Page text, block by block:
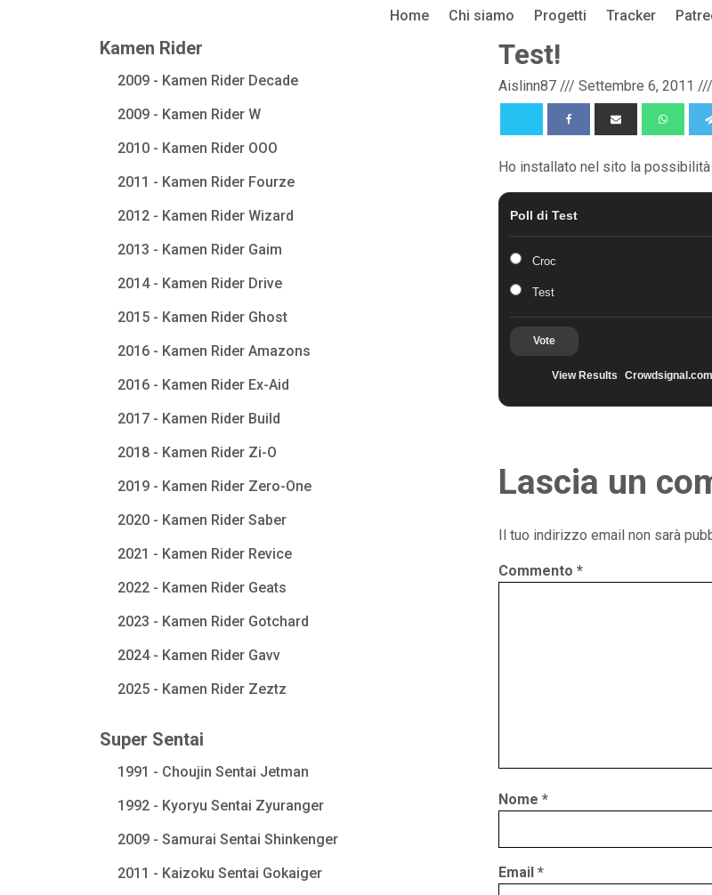
Home Chi siamo Progetti Tracker
Kamen Rider
2009 - Kamen Rider Decade
2009 - Kamen Rider W
2010 - Kamen Rider OOO
2011 - Kamen Rider Fourze
2012 - Kamen Rider Wizard
2013 - Kamen Rider Gaim
2014 - Kamen Rider Drive
2015 - Kamen Rider Ghost
2016 - Kamen Rider Amazons
2016 - Kamen Rider Ex-Aid
2017 - Kamen Rider Build
2018 - Kamen Rider Zi-O
2019 - Kamen Rider Zero-One
2020 - Kamen Rider Saber
2021 - Kamen Rider Revice
2022 - Kamen Rider Geats
2023 - Kamen Rider Gotchard
2024 - Kamen Rider Gavv
2025 - Kamen Rider Zeztz
Super Sentai
1991 - Choujin Sentai Jetman
1992 - Kyoryu Sentai Zyuranger
2009 - Samurai Sentai Shinkenger
2011 - Kaizoku Sentai Gokaiger
Test!
Aislinn87 /// Settembre 6, 2011 ///
Ho installato nel sito la
Poll di Test
Croc
Test
Vote
View Results Crowdsignal.com
Lascia un
Il tuo indirizzo email non sarà
Commento *
Nome *
Email *